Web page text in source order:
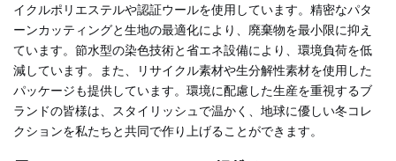
イクルポリエステルや認証ウールを使用しています。精密なパタ
ーンカッティングと生地の最適化により、廃棄物を最小限に抑え
ています。節水型の染色技術と省エネ設備により、環境負荷を低
減しています。また、リサイクル素材や生分解性素材を使用した
パッケージも提供しています。環境に配慮した生産を重視するブ
ランドの皆様は、スタイリッシュで温かく、地球に優しい冬コレ
クションを私たちと共同で作り上げることができます。